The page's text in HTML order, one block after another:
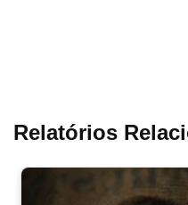
Relatórios